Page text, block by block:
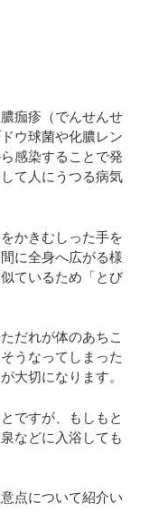
痂疹（でんせんせ
ウ球菌や化膿レン
感染することで発
て人にうつる病気
かきむしった手を
に全身へ広がる様
ているため「とび
だれが体のあちこ
うなってしまった
大切になります。
ですが、もしもと
などに入浴しても
点について紹介い